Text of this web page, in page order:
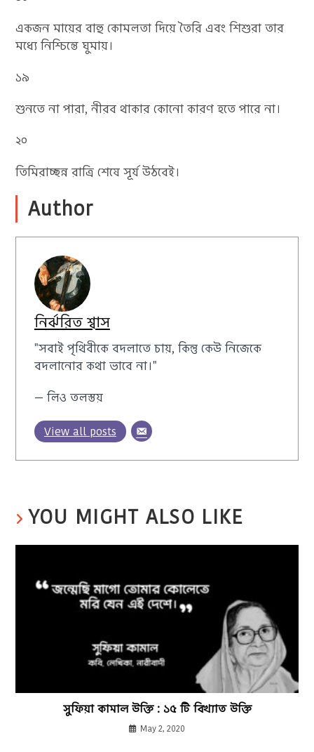
একজন মায়ের বাহু কোমলতা দিয়ে তৈরি এবং শিশুরা তার
মধ্যে নিশ্চিন্তে ঘুমায়।
১৯
শুনতে না পারা, নীরব থাকার কোনো কারণ হতে পারে না।
২০
তিমিরাচ্ছন্ন রাত্রি শেষে সূর্য উঠবেই।
Author
নির্ঝরিত শ্বাস
"সবাই পৃথিবীকে বদলাতে চায়, কিন্তু কেউ নিজেকে
বদলানোর কথা ভাবে না।"
— লিও তলস্তয়
View all posts
YOU MIGHT ALSO LIKE
সুফিয়া কামাল উক্তি : ১৫ টি বিখ্যাত উক্তি
May 2, 2020